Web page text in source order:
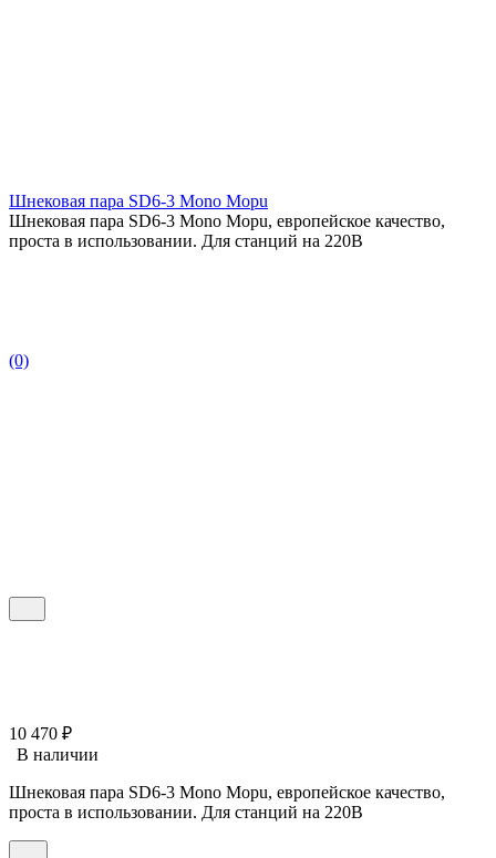
Шнековая пара SD6-3 Mono Mopu
Шнековая пара SD6-3 Mono Mopu, европейское качество,
проста в использовании. Для станций на 220В
(0)
10 470 ₽
В наличии
Шнековая пара SD6-3 Mono Mopu, европейское качество,
проста в использовании. Для станций на 220В